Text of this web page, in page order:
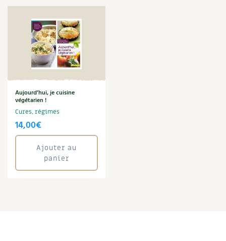
Aujourd’hui, je cuisine
végétarien !
Cures, régimes
14,00€
Ajouter au
panier